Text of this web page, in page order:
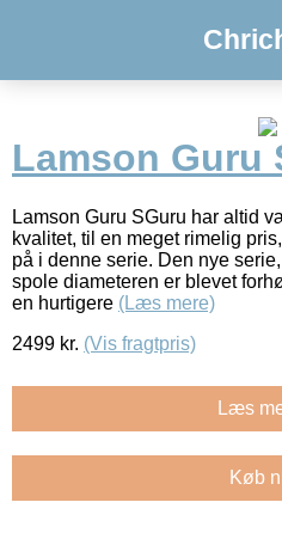
Lamson Guru
Lamson Guru SGuru har altid
kvalitet, til en meget rimelig
på i denne serie. Den nye
spole diameteren er blevet
en hurtigere (Læs mere)
2499 kr. (Vis fragtpris)
Læs
Køb